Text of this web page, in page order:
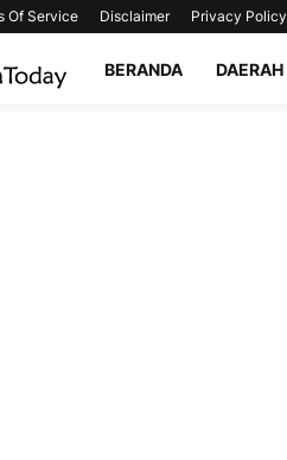
Of Service Disclaimer Privacy Policy
BERANDA DAERAH